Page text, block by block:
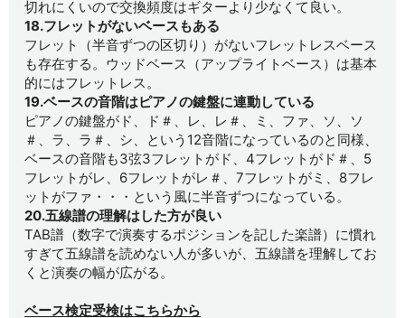
切れにくいので交換頻度はギターより少なくて良い。
18.フレットがないベースもある
フレット（半音ずつの区切り）がないフレットレスベース
も存在する。ウッドベース（アップライトベース）は基本
的にはフレットレス。
19.ベースの音階はピアノの鍵盤に連動している
ピアノの鍵盤がド、ド＃、レ、レ＃、ミ、ファ、ソ、ソ
＃、ラ、ラ＃、シ、という12音階になっているのと同様、
ベースの音階も3弦3フレットがド、4フレットがド＃、5
フレットがレ、6フレットがレ＃、7フレットがミ、8フレ
ットがファ・・・という風に半音ずつになっている。
20.五線譜の理解はした方が良い
TAB譜（数字で演奏するポジションを記した楽譜）に慣れ
すぎて五線譜を読めない人が多いが、五線譜を理解してお
くと演奏の幅が広がる。
ベース検定受検はこちらから